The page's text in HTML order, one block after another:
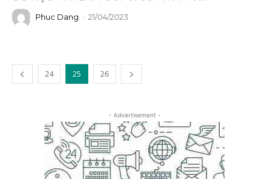
Phuc Dang - 21/04/2023
24 25 26
- Advertisement -